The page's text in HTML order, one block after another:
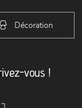
Décoration
vous !